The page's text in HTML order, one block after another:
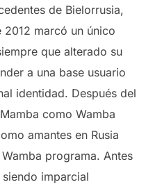
de Bielorrusia,
2012 marcó un único
que alterado su
a una base usuario
identidad. Después del
como Wamba
amantes en Rusia
programa. Antes
imparcial